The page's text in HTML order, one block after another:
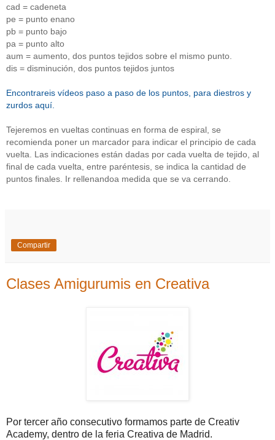
cad = cadeneta
pe = punto enano
pb = punto bajo
pa = punto alto
aum = aumento, dos puntos tejidos sobre el mismo punto.
dis = disminución, dos puntos tejidos juntos
Encontrareis vídeos paso a paso de los puntos, para diestros y
zurdos aquí.
Tejeremos en vueltas continuas en forma de espiral, se
recomienda poner un marcador para indicar el principio de cada
vuelta. Las indicaciones están dadas por cada vuelta de tejido, al
final de cada vuelta, entre paréntesis, se indica la cantidad de
puntos finales. Ir rellenandoa medida que se va cerrando.
Compartir
Clases Amigurumis en Creativa
Por tercer año consecutivo formamos parte de Creativ
Academy, dentro de la feria Creativa de Madrid.